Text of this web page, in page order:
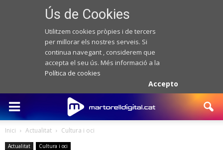
Ús de Cookies
Utilitzem cookies pròpies i de tercers
per millorar els nostres serveis. Si
continua navegant , considerem que
accepta el seu ús. Més informació a la
Política de cookies
Accepto
Inici Actualitat Cultura i oci
Actualitat Cultura i oci